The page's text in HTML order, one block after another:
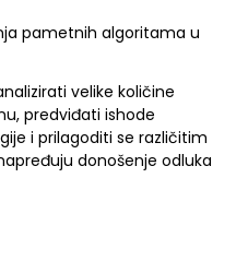
pametnih algoritama u
velike količine
predviđati ishode
i prilagoditi se različitim
donošenje odluka